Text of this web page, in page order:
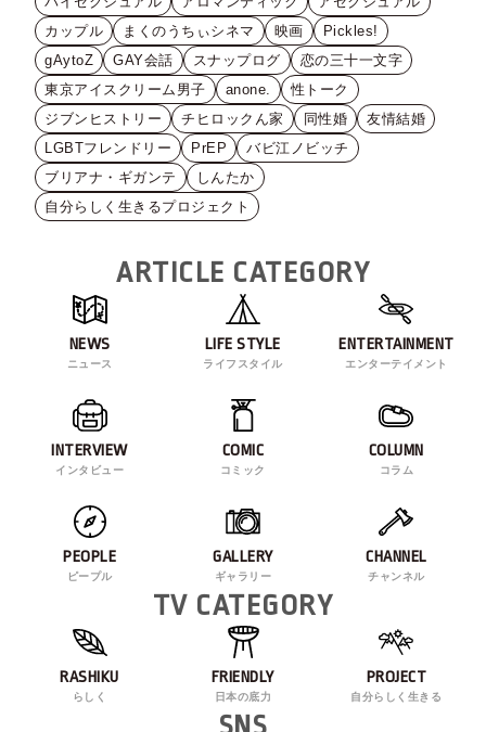
カップル
まくのうちぃシネマ 映画
Pickles!
gAytoZ
GAY会話 スナップログ
恋の三十一文字
東京アイスクリーム男子
anone.
性トーク
ジブンヒストリー
チヒロックん家 同性婚
友情結婚
LGBTフレンドリー
PrEP
バビ江ノビッチ
ブリアナ・ギガンテ
しんたか
自分らしく生きるプロジェクト
ARTICLE CATEGORY
NEWS
ニュース
LIFE STYLE
ライフスタイル
ENTERTAINMENT
エンターテイメント
INTERVIEW
インタビュー
COMIC
コミック
COLUMN
コラム
PEOPLE
ピープル
GALLERY
ギャラリー
CHANNEL
チャンネル
TV CATEGORY
RASHIKU
らしく
FRIENDLY
日本の底力
PROJECT
自分らしく生きる